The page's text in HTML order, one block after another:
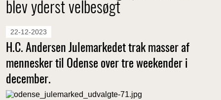
blev yderst velbesøgt
22-12-2023
H.C. Andersen Julemarkedet trak masser af
mennesker til Odense over tre weekender i
december.